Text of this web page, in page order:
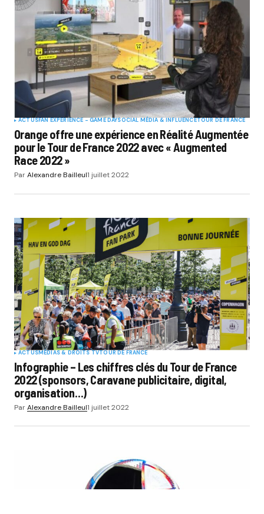
ACTUSFAN EXPERIENCE - GAME DAYSOCIAL MÉDIA & INFLUENCETOUR DE FRANCE
Orange offre une expérience en Réalité Augmentée
pour le Tour de France 2022 avec « Augmented
Race 2022 »
ParAlexandre Bailleul1 juillet 2022
ACTUSMÉDIAS & DROITS TVTOUR DE FRANCE
Infographie – Les chiffres clés du Tour de France
2022 (sponsors, Caravane publicitaire, digital,
organisation…)
ParAlexandre Bailleul1 juillet 2022